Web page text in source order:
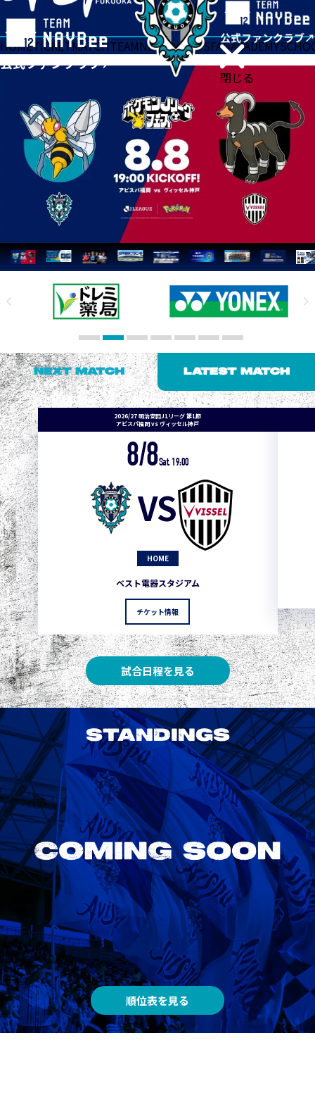
閉じる
HOMETICKETMATCHTEAMNEWSGOODSFANACADEMY
NEXT MATCH LATEST MATCH
2026/27 明治安田J1リーグ 第1節
アビスパ福岡 vs ヴィッセル神戸
8/8Sat. 19:00
VS
HOME
ベスト電器スタジアム
チケット情報
試合日程を見る
STANDINGS
順位表を見る